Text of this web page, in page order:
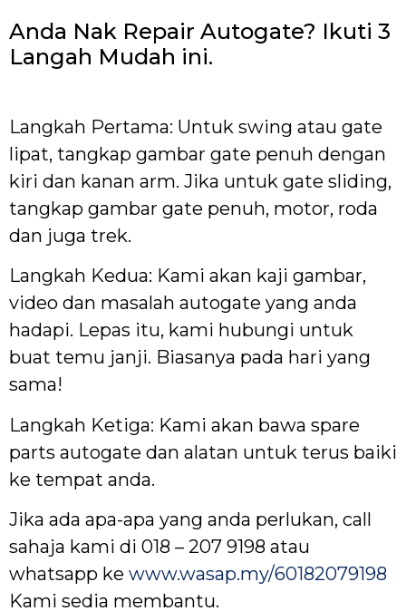
Anda Nak Repair Autogate? Ikuti 3
Langah Mudah ini.
Langkah Pertama: Untuk swing atau gate
lipat, tangkap gambar gate penuh dengan
kiri dan kanan arm. Jika untuk gate sliding,
tangkap gambar gate penuh, motor, roda
dan juga trek.
Langkah Kedua: Kami akan kaji gambar,
video dan masalah autogate yang anda
hadapi. Lepas itu, kami hubungi untuk
buat temu janji. Biasanya pada hari yang
sama!
Langkah Ketiga: Kami akan bawa spare
parts autogate dan alatan untuk terus baiki
ke tempat anda.
Jika ada apa-apa yang anda perlukan, call
sahaja kami di 018 – 207 9198 atau
whatsapp ke www.wasap.my/60182079198
Kami sedia membantu.